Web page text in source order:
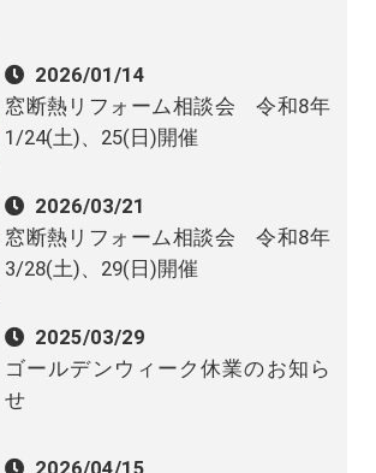
2026/01/14
窓断熱リフォーム相談会 令和8年
1/24(土)、25(日)開催
2026/03/21
窓断熱リフォーム相談会 令和8年
3/28(土)、29(日)開催
2025/03/29
ゴールデンウィーク休業のお知ら
せ